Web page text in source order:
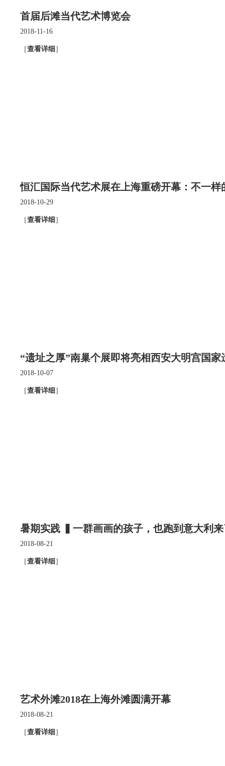
首届后滩当代艺术博览会
2018-11-16
［查看详细 ］
恒汇国际当代艺术展在上海重磅开幕：不一样
2018-10-29
［查看详细 ］
“遗址之厚”南巢个展即将亮相西安大明宫国家
2018-10-07
［查看详细 ］
暑期实践 ▍一群画画的孩子，也跑到意大利
2018-08-21
［查看详细 ］
艺术外滩2018在上海外滩圆满开幕
2018-08-21
［查看详细 ］